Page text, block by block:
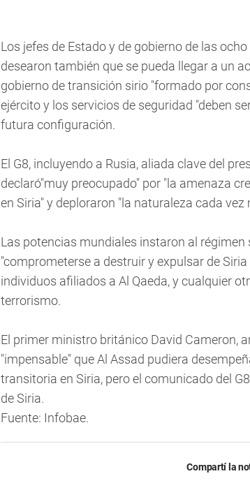
Los jefes de Estado y de gobierno de las
desearon también que se pueda llegar a un
gobierno de transición sirio "formado por
ejército y los servicios de seguridad "deben
futura configuración.
El G8, incluyendo a Rusia, aliada clave del
declaró"muy preocupado" por "la amenaza
en Siria" y deploraron "la naturaleza cada
Las potencias mundiales instaron al régimen
"comprometerse a destruir y expulsar de
individuos afiliados a Al Qaeda, y cualquier
terrorismo.
El primer ministro británico David Cameron,
"impensable" que Al Assad pudiera
transitoria en Siria, pero el comunicado del
de Siria.
Fuente: Infobae.
Compartí la